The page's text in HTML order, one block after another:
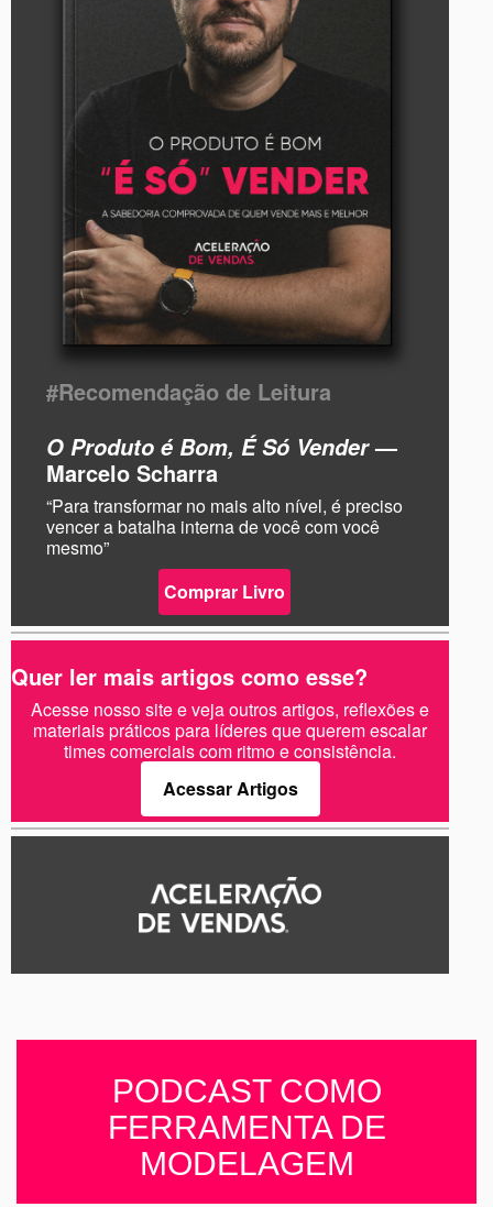
#Recomendação de Leitura
O Produto é Bom, É Só Vender—
Marcelo Scharra
“Para transformar no mais alto nível, é preciso
vencer a batalha interna de você com você
mesmo”
Comprar Livro
Quer ler mais artigos como esse?
Acesse nosso site e veja outros artigos, reflexões e
materiais práticos para líderes que querem escalar
times comerciais com ritmo e consistência.
Acessar Artigos
PODCAST COMO
FERRAMENTA DE
MODELAGEM